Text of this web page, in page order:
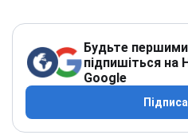
Будьте першими
підпишіться на
Google